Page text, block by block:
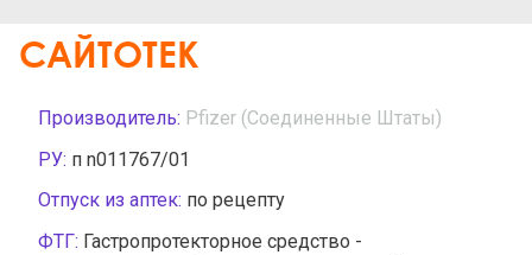
САЙТОТЕК
Производитель: Pfizer (Соединенные Штаты)
РУ: п n011767/01
Отпуск из аптек: по рецепту
ФТГ: Гастропротекторное средство -